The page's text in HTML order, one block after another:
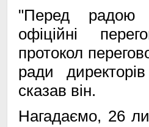
"Перед радою
офіційні
протокол
ради
сказав він.
Нагадаємо, 26